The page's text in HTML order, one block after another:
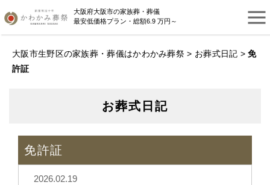
大阪府大阪市の家族葬・葬儀
最安低価格プラン・総額6.9 万円～
大阪市生野区の家族葬・葬儀はかわかみ葬祭 > お葬式日記 >免
許証
お葬式日記
免許証
2026.02.19